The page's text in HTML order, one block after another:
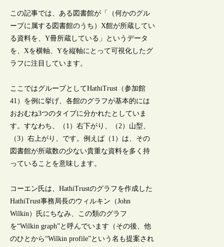
この記事では、ある図書館が「（何かのグル
ープに属する図書館のうち）X館が所蔵してい
る資料を、Y冊所蔵している」というデータ
を、Xを横軸、Yを縦軸にとって可視化したグ
ラフに注目しています。
ここではグループとしてHathiTrust（参加館
41）を例に挙げ、各館のグラフが基本的には
おおむね3つのタイプに分かれたとしていま
す。すなわち、（1）右下がり、（2）山型、
（3）右上がり、です。例えば（1）は、その
図書館が所蔵数の少ない貴重な資料を多く持
っていることを意味します。
コーエン氏は、HathiTrustのグラフを作成した
HathiTrust事務局長のウィルキン（John
Wilkin）氏にちなみ、この類のグラフ
を“Wilkin graph”と呼んでいます（その後、他
のひとから“Wilkin profile”という名も提案され